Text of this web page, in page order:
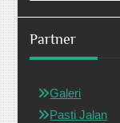
Partner
Galeri
Pasti Jalan